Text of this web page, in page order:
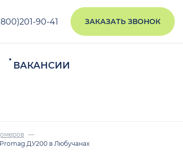
90-41 ЗАКАЗАТЬ ЗВОНОК
ВАКАНСИИ
ДУ200 в Любучанах